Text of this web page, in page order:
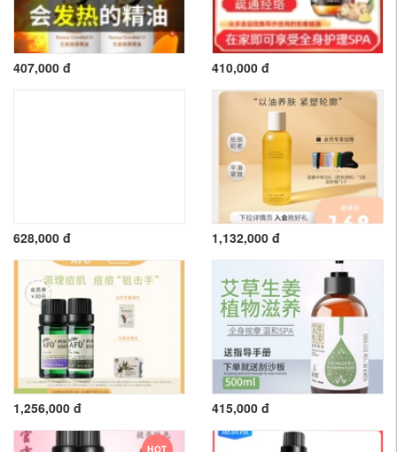
407,000 đ 410,000 đ
628,000 đ 1,132,000 đ
1,256,000 đ 415,000 đ
HOT